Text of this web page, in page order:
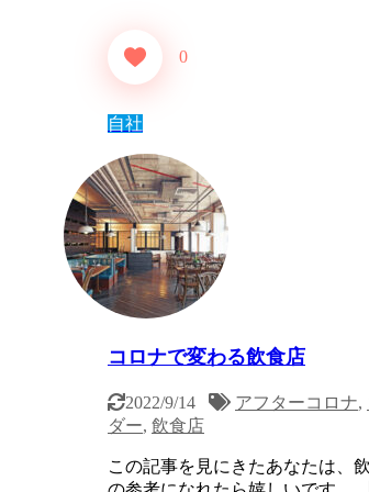
0
自社
コロナで変わる飲食店
2022/9/14 アフターコロナ,
ダー, 飲食店
この記事を見にきたあなたは、